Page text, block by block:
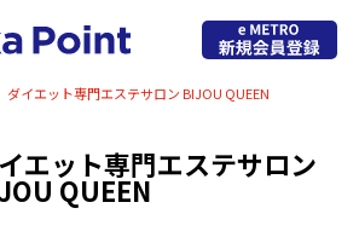
ダイエット専門エステサロン BIJOU QUEEN
エット専門エステサロン
QUEEN